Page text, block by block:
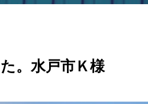
。水戸市Ｋ様